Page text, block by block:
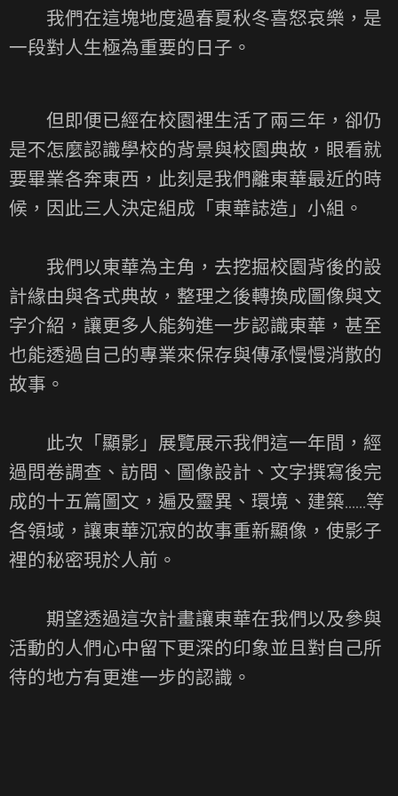
我們在這塊地度過春夏秋冬喜怒哀樂，是
一段對人生極為重要的日子。
但即便已經在校園裡生活了兩三年，卻仍
是不怎麼認識學校的背景與校園典故，眼看就
要畢業各奔東西，此刻是我們離東華最近的時
候，因此三人決定組成「東華誌造」小組。
我們以東華為主角，去挖掘校園背後的設
計緣由與各式典故，整理之後轉換成圖像與文
字介紹，讓更多人能夠進一步認識東華，甚至
也能透過自己的專業來保存與傳承慢慢消散的
故事。
此次「顯影」展覽展示我們這一年間，經
過問卷調查、訪問、圖像設計、文字撰寫後完
成的十五篇圖文，遍及靈異、環境、建築......等
各領域，讓東華沉寂的故事重新顯像，使影子
裡的秘密現於人前。
期望透過這次計畫讓東華在我們以及參與
活動的人們心中留下更深的印象並且對自己所
待的地方有更進一步的認識。